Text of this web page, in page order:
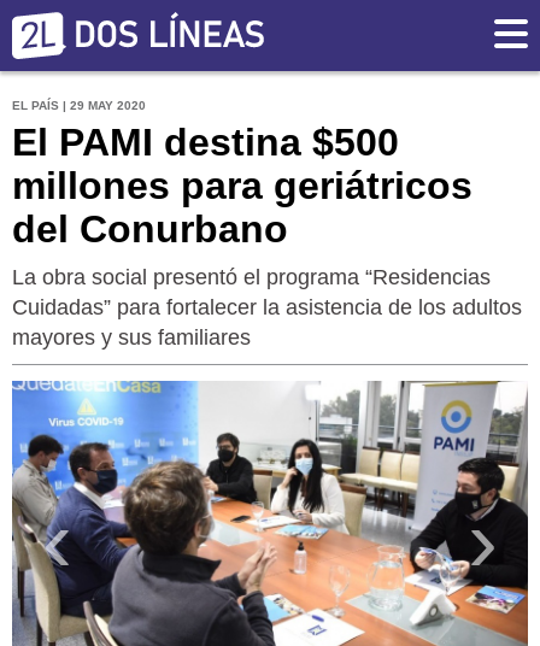
EL PAÍS | 29 MAY 2020
El PAMI destina $500
millones para geriátricos
del Conurbano
La obra social presentó el programa “Residencias
Cuidadas” para fortalecer la asistencia de los adultos
mayores y sus familiares
‹ ›